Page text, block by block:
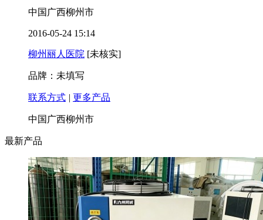
中国广西柳州市
2016-05-24 15:14
柳州丽人医院 [未核实]
品牌：未填写
联系方式 | 更多产品
中国广西柳州市
最新产品